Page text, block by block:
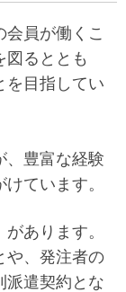
会員が働くこ
図るととも
を目指してい
、豊富な経験
ています。
があります。
や、発注者の
派遣契約とな